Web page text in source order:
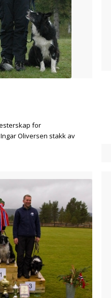
for
Oliversen stakk av